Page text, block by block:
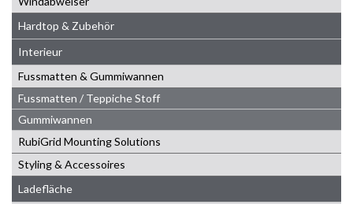
Hardtop & Zubehör
Interieur
Fussmatten & Gummiwannen
Fussmatten / Teppiche Stoff
Gummiwannen
RubiGrid Mounting Solutions
Styling & Accessoires
Ladefläche